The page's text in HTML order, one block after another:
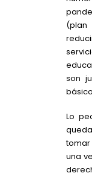
(plan
son
Lo
tomar
una